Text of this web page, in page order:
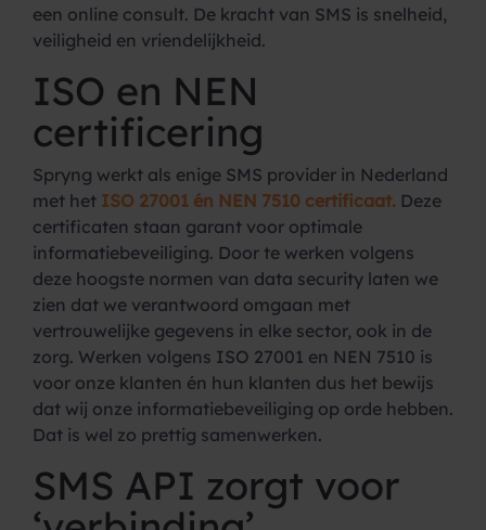
een online consult. De kracht van SMS is snelheid,
veiligheid en vriendelijkheid.
ISO en NEN
certificering
Spryng werkt als enige SMS provider in Nederland
met het ISO 27001 én NEN 7510 certificaat. Deze
certificaten staan garant voor optimale
informatiebeveiliging. Door te werken volgens
deze hoogste normen van data security laten we
zien dat we verantwoord omgaan met
vertrouwelijke gegevens in elke sector, ook in de
zorg. Werken volgens ISO 27001 en NEN 7510 is
voor onze klanten én hun klanten dus het bewijs
dat wij onze informatiebeveiliging op orde hebben.
Dat is wel zo prettig samenwerken.
SMS API zorgt voor